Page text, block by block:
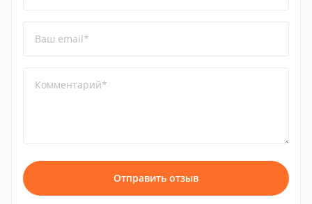
Ваш email*
Комментарий*
Отправить отзыв